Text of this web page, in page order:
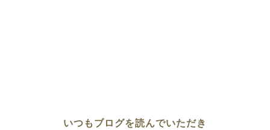
いつもブログを読んでいただき